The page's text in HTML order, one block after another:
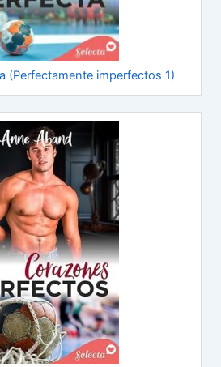
(Perfectamente imperfectos 1)